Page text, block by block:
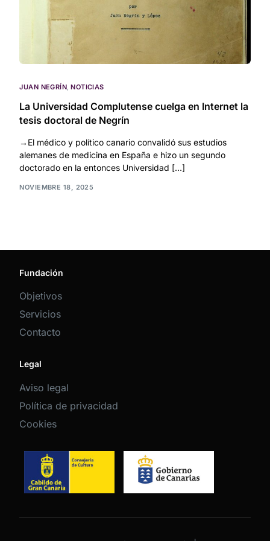
JUAN NEGRÍN,NOTICIAS
La Universidad Complutense cuelga en Internet la
tesis doctoral de Negrín
→El médico y político canario convalidó sus estudios
alemanes de medicina en España e hizo un segundo
doctorado en la entonces Universidad […]
NOVIEMBRE 18, 2025
Fundación
Objetivos
Servicios
Contacto
Legal
Aviso legal
Política de privacidad
Cookies